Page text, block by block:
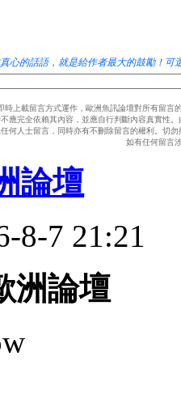
心的話語，就是給作者最大的鼓勵！可
時上載留言方式運作，歐洲魚訊論壇對所有留
應完全依賴其內容，並應自行判斷內容真實性
何人士留言，同時亦有不刪除留言的權利。切
如有任何留言
論壇
8-7 21:21
洲論壇